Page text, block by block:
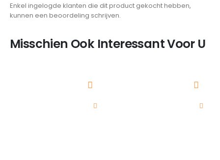
Enkel ingelogde klanten die dit product gekocht hebben,
kunnen een beoordeling schrijven.
Misschien Ook Interessant Voor U